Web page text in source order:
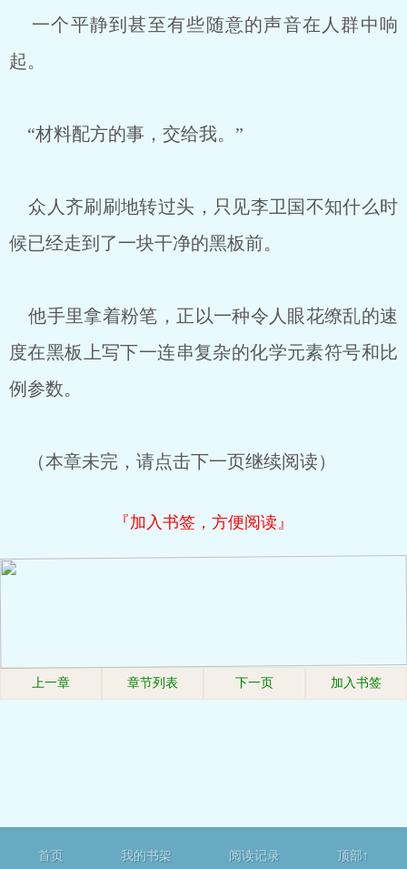
一个平静到甚至有些随意的声音在人群中响
起。
“材料配方的事，交给我。”
众人齐刷刷地转过头，只见李卫国不知什么时
候已经走到了一块干净的黑板前。
他手里拿着粉笔，正以一种令人眼花缭乱的速
度在黑板上写下一连串复杂的化学元素符号和比
例参数。
（本章未完，请点击下一页继续阅读）
『加入书签，方便阅读』
上一章 章节列表 下一页 加入书签
首页 我的书架 阅读记录 顶部↑